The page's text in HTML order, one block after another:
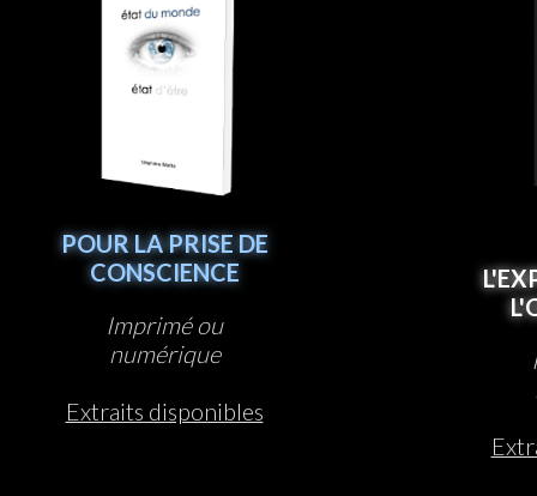
POUR LA PRISE DE
CONSCIENCE
Imprimé ou
numérique
Extraits disponibles